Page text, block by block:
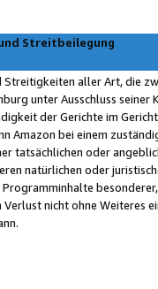
Streitbeilegung
Streitigkeiten aller Art, die
unter Ausschluss
der Gerichte im
Amazon bei einem
tatsächlichen oder
natürlichen oder
Programminhalte
nicht ohne Weiteres